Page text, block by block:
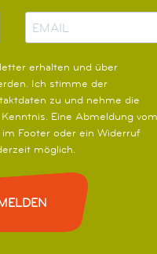
E
M
l
erhalten und über
Ich stimme der
zu und nehme die
Eine Abmeldung vom
Footer oder ein Widerruf
möglich.